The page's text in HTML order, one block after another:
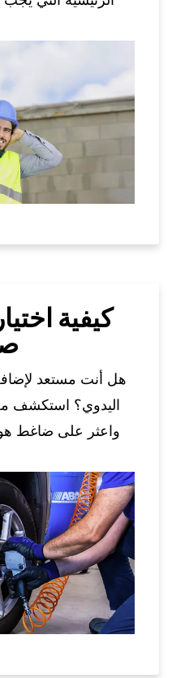
كيفية
هل أنت مستعد
واعثر على ضاغط